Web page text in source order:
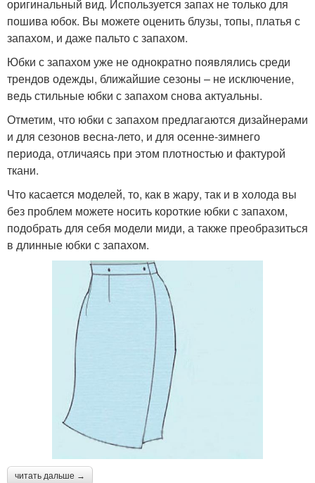
оригинальный вид. Используется запах не только для
пошива юбок. Вы можете оценить блузы, топы, платья с
запахом, и даже пальто с запахом.
Юбки с запахом уже не однократно появлялись среди
трендов одежды, ближайшие сезоны – не исключение,
ведь стильные юбки с запахом снова актуальны.
Отметим, что юбки с запахом предлагаются дизайнерами
и для сезонов весна-лето, и для осенне-зимнего
периода, отличаясь при этом плотностью и фактурой
ткани.
Что касается моделей, то, как в жару, так и в холода вы
без проблем можете носить короткие юбки с запахом,
подобрать для себя модели миди, а также преобразиться
в длинные юбки с запахом.
читать дальше →